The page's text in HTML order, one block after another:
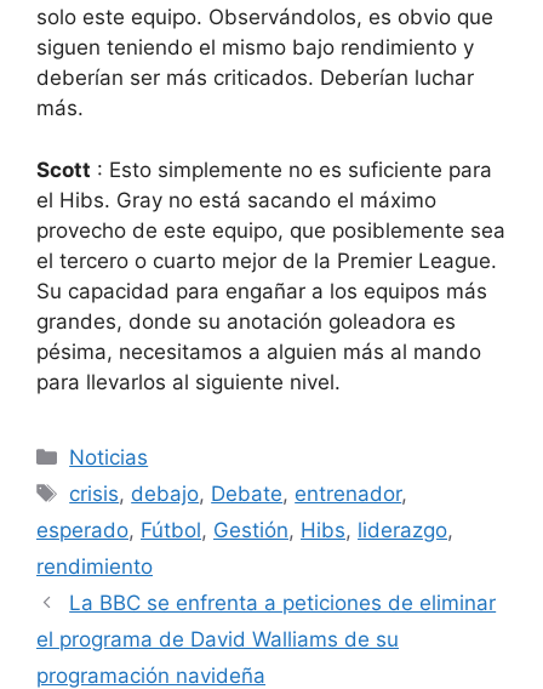
solo este equipo. Observándolos, es obvio que
siguen teniendo el mismo bajo rendimiento y
deberían ser más criticados. Deberían luchar
más.
Scott : Esto simplemente no es suficiente para
el Hibs. Gray no está sacando el máximo
provecho de este equipo, que posiblemente sea
el tercero o cuarto mejor de la Premier League.
Su capacidad para engañar a los equipos más
grandes, donde su anotación goleadora es
pésima, necesitamos a alguien más al mando
para llevarlos al siguiente nivel.
Categorías
Noticias
Etiquetas
crisis, debajo, Debate, entrenador,
esperado, Fútbol, Gestión, Hibs, liderazgo,
rendimiento
La BBC se enfrenta a peticiones de eliminar
el programa de David Walliams de su
programación navideña